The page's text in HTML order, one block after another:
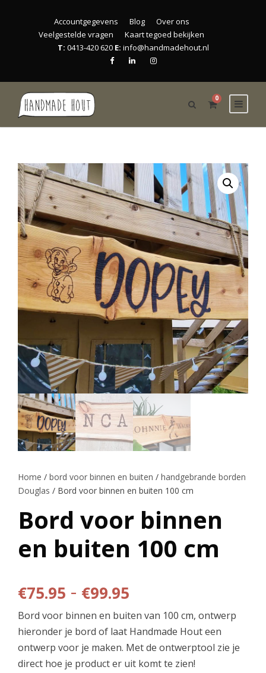
Accountgegevens Blog
Over ons
Veelgestelde vragen
Kaart tegoed bekijken
T: 0413-420 620 E: info@handmadehout.nl
0
Home / bord voor binnen en buiten / handgebrande borden
Douglas / Bord voor binnen en buiten 100 cm
Bord voor binnen
en buiten 100 cm
€75.95 - €99.95
r
i
Bord voor binnen en buiten van 100 cm, ontwerp
hieronder je bord of laat Handmade Hout een
ontwerp voor je maken. Met de ontwerptool zie je
direct hoe je product er uit komt te zien!